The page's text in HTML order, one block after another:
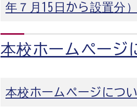
年７月15日から設置分）
本校ホームページ
本校ホームページにつ